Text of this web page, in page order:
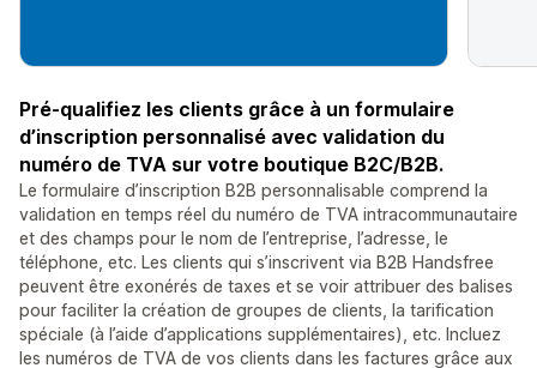
Pré-qualifiez les clients grâce à un formulaire
d’inscription personnalisé avec validation du
numéro de TVA sur votre boutique B2C/B2B.
Le formulaire d’inscription B2B personnalisable comprend la
validation en temps réel du numéro de TVA intracommunautaire
et des champs pour le nom de l’entreprise, l’adresse, le
téléphone, etc. Les clients qui s’inscrivent via B2B Handsfree
peuvent être exonérés de taxes et se voir attribuer des balises
pour faciliter la création de groupes de clients, la tarification
spéciale (à l’aide d’applications supplémentaires), etc. Incluez
les numéros de TVA de vos clients dans les factures grâce aux